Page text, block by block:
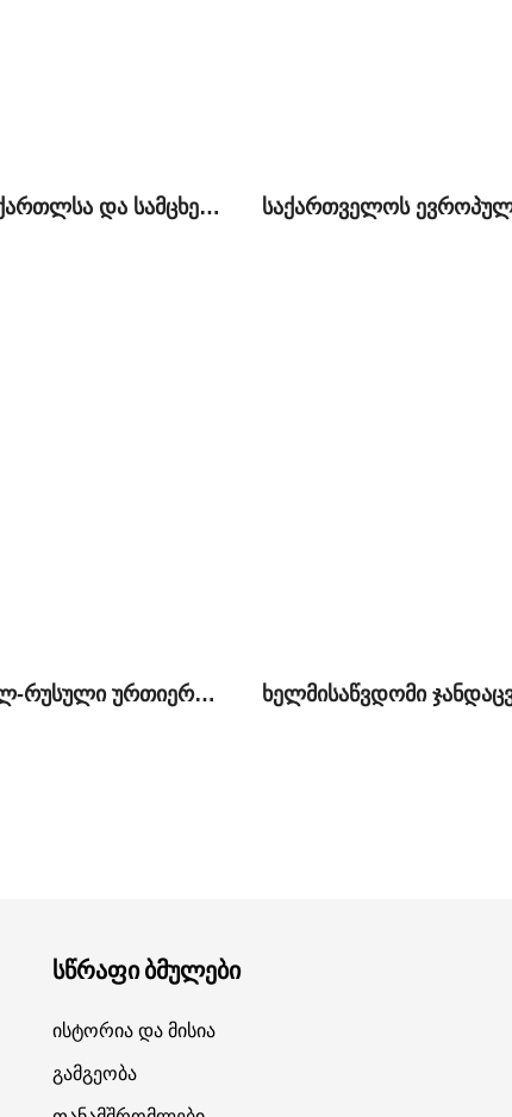
ქვემო ქართლსა და სამცხე-ჯავახეთში არსებული პრობლემები და ადგილობრივი მოსახლეობის საგარეო პოლიტიკური პრეფერენციები
ქართულ-რუსული ურთიერთობები: ძველი სირთულეები და ახალი შესაძლებლობები
სწრაფი ბმულები
Ისტორია Და Მისია
Გამგეობა